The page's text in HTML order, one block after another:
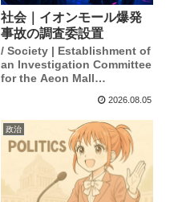
社会｜イオンモール爆発
事故の調査委設置
/ Society | Establishment of
an Investigation Committee
for the Aeon Mall
2026.08.05
政治